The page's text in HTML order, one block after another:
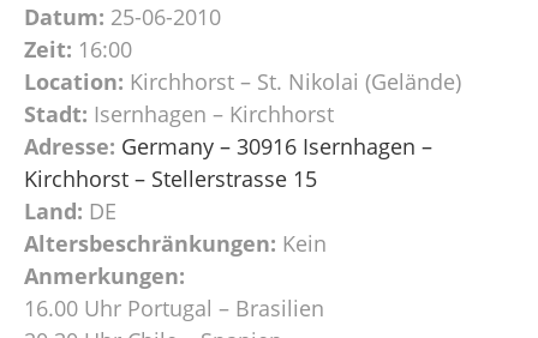
Datum: 25-06-2010
Zeit: 16:00
Location: Kirchhorst – St. Nikolai (Gelände)
Stadt: Isernhagen – Kirchhorst
Adresse: Germany – 30916 Isernhagen –
Kirchhorst – Stellerstrasse 15
Land: DE
Altersbeschränkungen: Kein
Anmerkungen:
16.00 Uhr Portugal – Brasilien